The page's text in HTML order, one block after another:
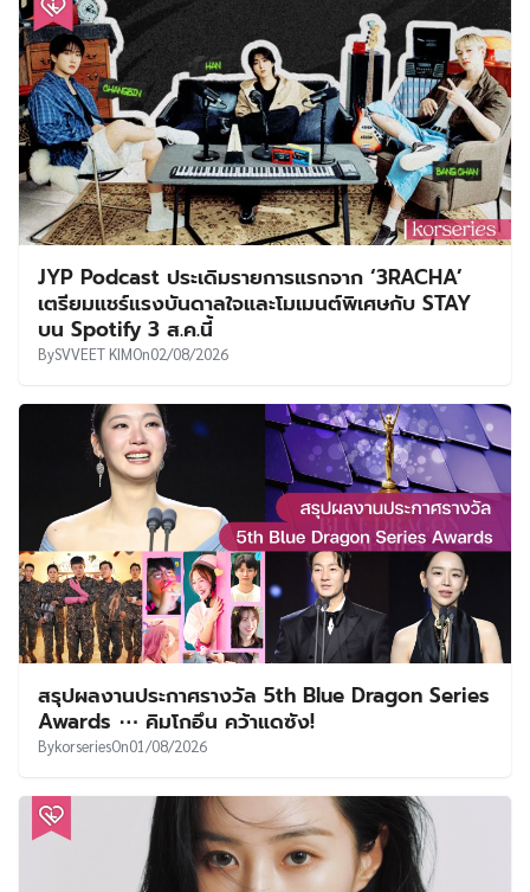
JYP Podcast ประเดิมรายการแรกจาก ‘3RACHA’
เตรียมแชร์แรงบันดาลใจและโมเมนต์พิเศษกับ STAY
บน Spotify 3 ส.ค.นี้
BySVVEET KIMOn02/08/2026
สรุปผลงานประกาศรางวัล 5th Blue Dragon Series
Awards ⋯ คิมโกอึน คว้าแดซัง!
BykorseriesOn01/08/2026